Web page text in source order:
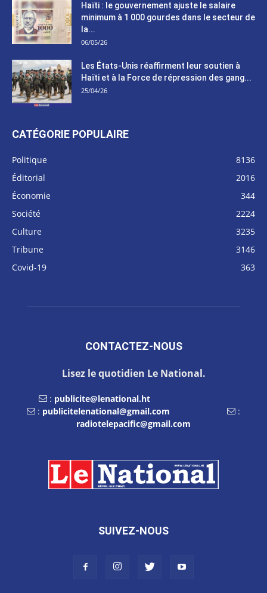
Haïti : le gouvernement ajuste le salaire
minimum à 1 000 gourdes dans le secteur de
la...
06/05/26
Les États-Unis réaffirment leur soutien à
Haïti et à la Force de répression des gang...
25/04/26
CATÉGORIE POPULAIRE
Politique
8136
Éditorial
2016
Économie
344
Société
2224
Culture
3235
Tribune
3146
Covid-19
363
CONTACTEZ-NOUS
Lisez le quotidien Le National.
: publicite@lenational.ht
: publicitelenational@gmail.com
:
radiotelepacific@gmail.com
SUIVEZ-NOUS